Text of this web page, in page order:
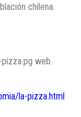
chilena.
web.
la-pizza.html